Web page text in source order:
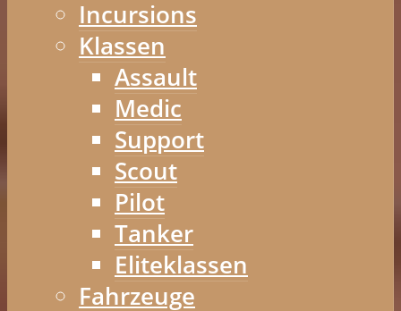
Incursions
Klassen
Assault
Medic
Support
Scout
Pilot
Tanker
Eliteklassen
Fahrzeuge